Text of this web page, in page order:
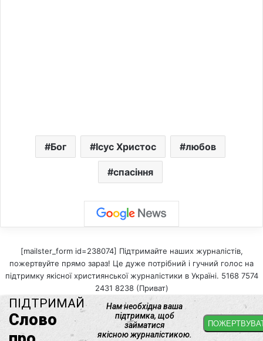
Бог Ісус Христос любов
спасіння
[mailster_form id=238074] Підтримайте наших журналістів,
пожертвуйте прямо зараз! Це дуже потрібний і гучний голос на
підтримку якісної християнської журналістики в Україні. 5168 7574
2431 8238 (Приват)